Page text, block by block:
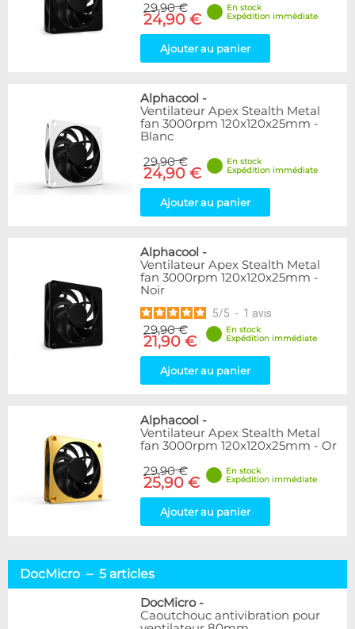
29,90 €
24,90 €
En stock
Expédition immédiate
Ajouter au panier
Alphacool -
Ventilateur Apex Stealth Metal
fan 3000rpm 120x120x25mm -
Blanc
29,90 €
24,90 €
En stock
Expédition immédiate
Ajouter au panier
Alphacool -
Ventilateur Apex Stealth Metal
fan 3000rpm 120x120x25mm -
Noir
5/5 - 1 avis
29,90 €
21,90 €
En stock
Expédition immédiate
Ajouter au panier
Alphacool -
Ventilateur Apex Stealth Metal
fan 3000rpm 120x120x25mm - Or
29,90 €
25,90 €
En stock
Expédition immédiate
Ajouter au panier
DocMicro – 5 articles
DocMicro-
Caoutchouc antivibration pour